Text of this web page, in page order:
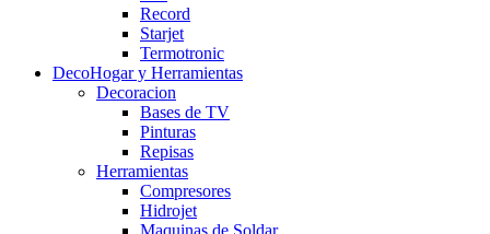
Record
Starjet
Termotronic
DecoHogar y Herramientas
Decoracion
Bases de TV
Pinturas
Repisas
Herramientas
Compresores
Hidrojet
Maquinas de Soldar